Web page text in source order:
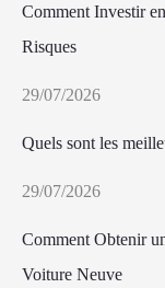
Comment Investir
Risques
29/07/2026
Quels sont les
29/07/2026
Comment Obtenir
Voiture Neuve